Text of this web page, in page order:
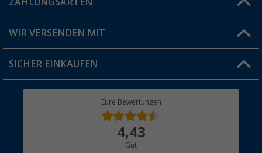
Jobs & Karriere
FAQ & Kontakt
Versandinformationen
Rücksendung
ZAHLUNGSARTEN
WIR VERSENDEN MIT
SICHER EINKAUFEN
Eure Bewertungen
4,43
Gut